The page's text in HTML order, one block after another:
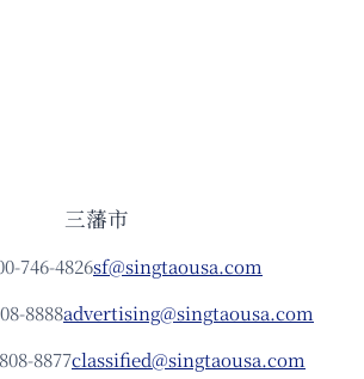
三藩市
746-4826sf@singtaousa.com
8888advertising@singtaousa.com
8877classified@singtaousa.com